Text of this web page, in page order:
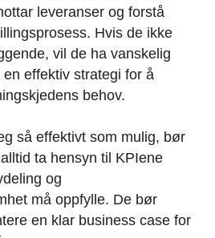
leveranser og forstå
Hvis de ikke
vil de ha vanskelig
effektiv strategi for å
behov.
så effektivt som mulig, bør
ta hensyn til KPIene
og
må oppfylle. De bør
en klar business case for